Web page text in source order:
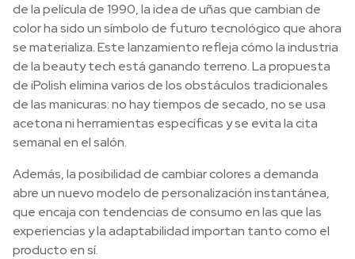
de la película de 1990, la idea de uñas que cambian de
color ha sido un símbolo de futuro tecnológico que ahora
se materializa. Este lanzamiento refleja cómo la industria
de la beauty tech está ganando terreno. La propuesta
de iPolish elimina varios de los obstáculos tradicionales
de las manicuras: no hay tiempos de secado, no se usa
acetona ni herramientas específicas y se evita la cita
semanal en el salón.
Además, la posibilidad de cambiar colores a demanda
abre un nuevo modelo de personalización instantánea,
que encaja con tendencias de consumo en las que las
experiencias y la adaptabilidad importan tanto como el
producto en sí.